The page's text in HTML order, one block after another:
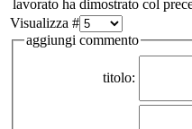
lavorato ha dimostrato col
Visualizza #
aggiungi commento
titolo: